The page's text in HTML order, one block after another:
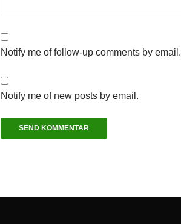
Notify me of follow-up comments by email.
Notify me of new posts by email.